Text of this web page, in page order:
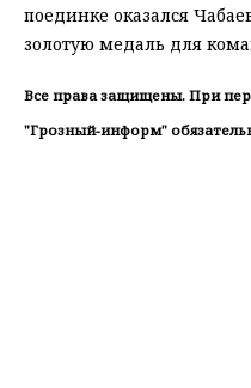
поединке оказался
золотую медаль для
Все права защищены. При
"Грозный-информ"